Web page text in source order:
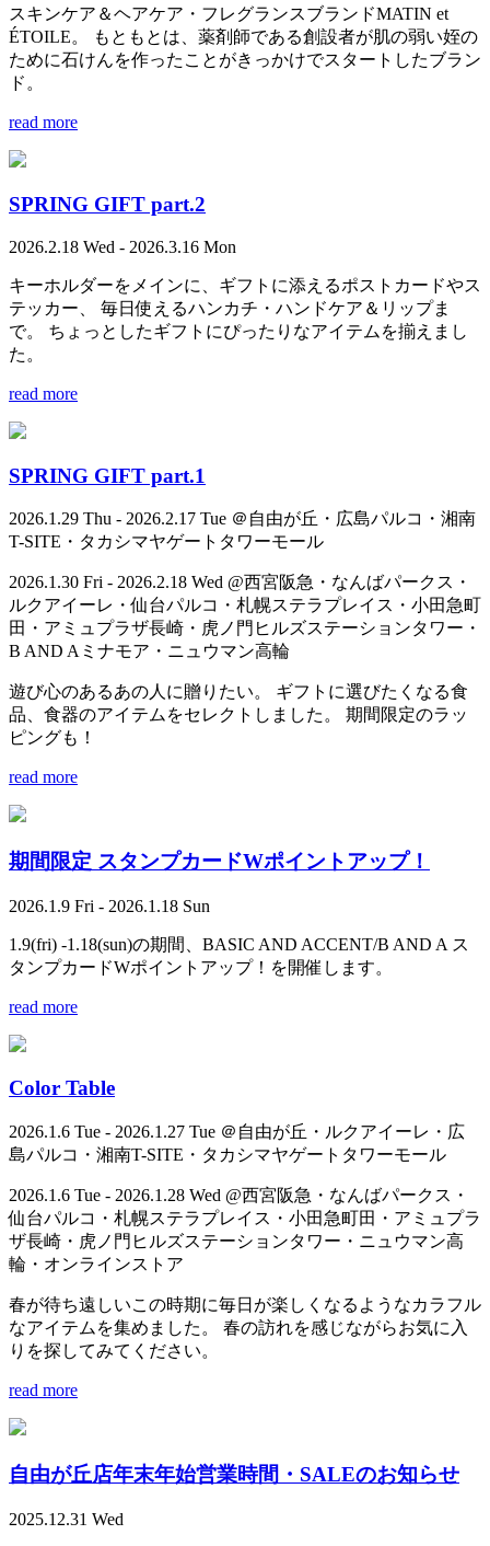
スキンケア＆ヘアケア・フレグランスブランドMATIN et
ÉTOILE。 もともとは、薬剤師である創設者が肌の弱い姪の
ために石けんを作ったことがきっかけでスタートしたブラン
ド。
read more
SPRING GIFT part.2
2026.2.18 Wed - 2026.3.16 Mon
キーホルダーをメインに、ギフトに添えるポストカードやス
テッカー、 毎日使えるハンカチ・ハンドケア＆リップま
で。 ちょっとしたギフトにぴったりなアイテムを揃えまし
た。
read more
SPRING GIFT part.1
2026.1.29 Thu - 2026.2.17 Tue ＠自由が丘・広島パルコ・湘南
T-SITE・タカシマヤゲートタワーモール
2026.1.30 Fri - 2026.2.18 Wed @西宮阪急・なんばパークス・
ルクアイーレ・仙台パルコ・札幌ステラプレイス・小田急町
田・アミュプラザ長崎・虎ノ門ヒルズステーションタワー・
B AND Aミナモア・ニュウマン高輪
遊び心のあるあの人に贈りたい。 ギフトに選びたくなる食
品、食器のアイテムをセレクトしました。 期間限定のラッ
ピングも！
read more
期間限定 スタンプカードWポイントアップ！
2026.1.9 Fri - 2026.1.18 Sun
1.9(fri) -1.18(sun)の期間、BASIC AND ACCENT/B AND A ス
タンプカードWポイントアップ！を開催します。
read more
Color Table
2026.1.6 Tue - 2026.1.27 Tue ＠自由が丘・ルクアイーレ・広
島パルコ・湘南T-SITE・タカシマヤゲートタワーモール
2026.1.6 Tue - 2026.1.28 Wed @西宮阪急・なんばパークス・
仙台パルコ・札幌ステラプレイス・小田急町田・アミュプラ
ザ長崎・虎ノ門ヒルズステーションタワー・ニュウマン高
輪・オンラインストア
春が待ち遠しいこの時期に毎日が楽しくなるようなカラフル
なアイテムを集めました。 春の訪れを感じながらお気に入
りを探してみてください。
read more
自由が丘店年末年始営業時間・SALEのお知らせ
2025.12.31 Wed